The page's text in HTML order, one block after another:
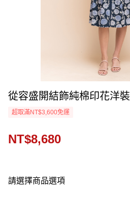
從容盛開結飾純棉印花洋裝
超取滿NT$3,600免運
NT$8,680
請選擇商品選項